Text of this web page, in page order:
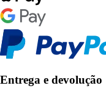
Entrega e devolução